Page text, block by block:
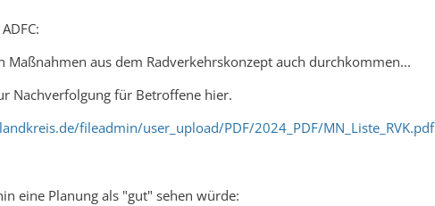
Maßnahmen aus dem Radverkehrskonzept auch durchkommen...
Nachverfolgung für Betroffene hier.
fileadmin/user_upload/PDF/2024_PDF/MN_Liste_RVK.pdf
eine Planung als "gut" sehen würde: